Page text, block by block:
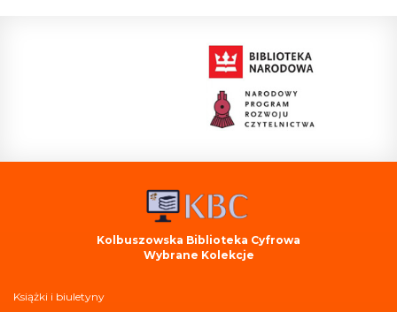
Kolbuszowska Biblioteka Cyfrowa
Wybrane Kolekcje
Książki i biuletyny